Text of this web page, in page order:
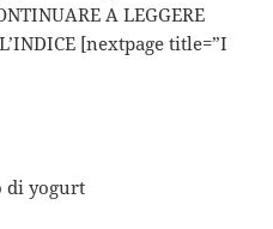
A LEGGERE
[nextpage title=”I
di yogurt